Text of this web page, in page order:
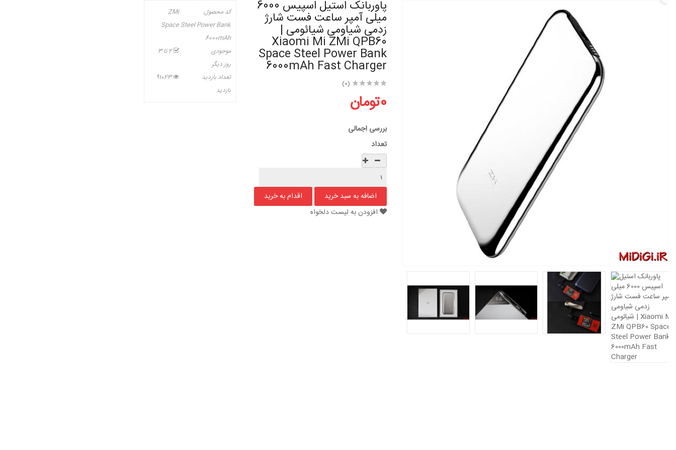
پاوربانک استیل اسپیس 6000
میلی آمپر ساعت فست شارژ
زدمی شیاومی شیائومی |
Xiaomi Mi ZMi QPB60
Space Steel Power Bank
6000mAh Fast Charger
(0)
0تومان
کد محصول:
ZMi
Space Steel Power Bank
6000mAh
موجودی
2 تا 3
روز دیگر
تعداد بازدید
91023
بازدید
بررسی اجمالی
تعداد
افزودن به لیست دلخواه